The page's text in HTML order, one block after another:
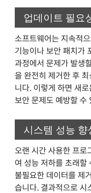
업데이트 필요
소프트웨어는 지속적
기능이나 보안 패치가
과정에서 문제가 발생
을 완전히 제거한 후
니다. 이렇게 하면 새
보안 문제도 예방할 수
시스템 성능 향
오랜 시간 사용한 프로
여 성능 저하를 초래할
불필요한 데이터를 제
습니다. 결과적으로 시